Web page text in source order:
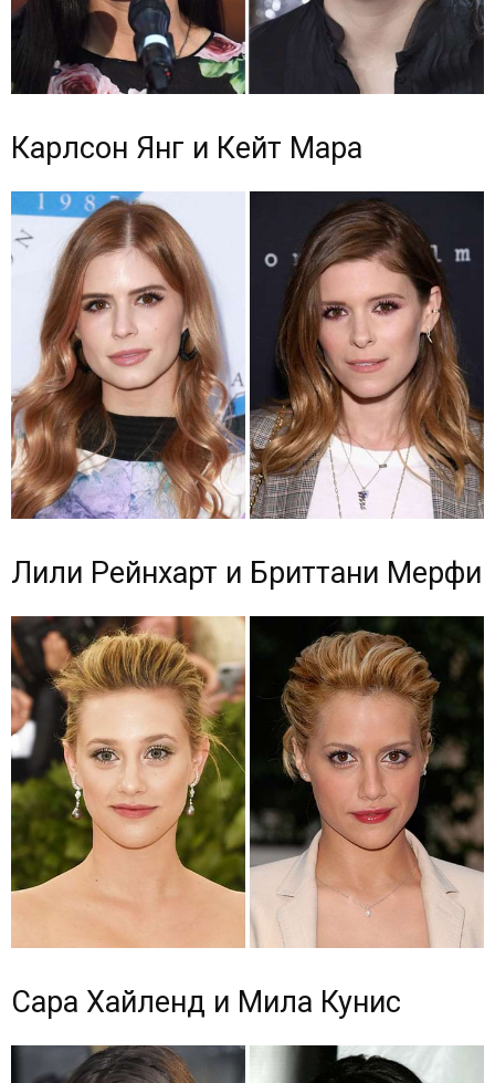
Карлсон Янг и Кейт Мара
Лили Рейнхарт и Бриттани Мерфи
Сара Хайленд и Мила Кунис